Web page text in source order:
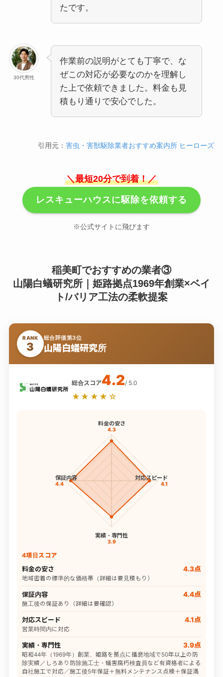
たです。
30代男性
作業前の説明がとても丁寧で、な
ぜこの対応が必要なのかを理解し
た上で依頼できました。料金も見
積もり通りで安心でした。
引用元：害虫・害獣駆除業者おすすめ案内所 ヒーローズ
＼最短20分で到着！／
レスキューハウスに駆除を依頼する
※公式サイトに飛びます
稲美町でおすすめの業者③
山陽白蟻研究所｜姫路拠点1969年創業×ベイ
ト/バリア工法の柔軟提案
RANK
3
総合評価第3位
山陽白蟻研究所
総合スコア4.2/ 5.0
★★★★☆
料金の安さ
4.3
対応スピード
4.1
実績・専門性
3.9
保証内容
4.4
4項目スコア
料金の安さ 4.3点
地域密着の標準的な価格帯（詳細は要見積もり）
保証内容 4.4点
施工後の保証あり（詳細は要確認）
対応スピード 4.1点
営業時間内に対応
実績・専門性 3.9点
昭和44年（1969年）創業、姫路を拠点に播磨地域で50年以上の防
除実績／しろあり防除施工士・蟻害腐朽検査員など有資格者による
自社施工で対応／施工後5年保証＋無料メンテナンス点検＋保証満